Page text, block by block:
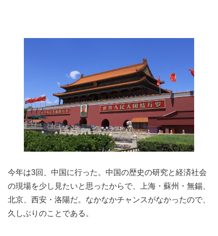
今年は3回、中国に行った。中国の歴史の研究と経済社会
の現場を少し見たいと思ったからで、上海・蘇州・無錫、
北京、西安・洛陽だ。なかなかチャンスがなかったので、
久しぶりのことである。